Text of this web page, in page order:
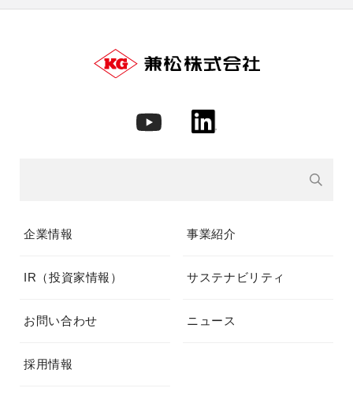
企業情報 事業紹介
IR（投資家情報） サステナビリティ
お問い合わせ ニュース
採用情報